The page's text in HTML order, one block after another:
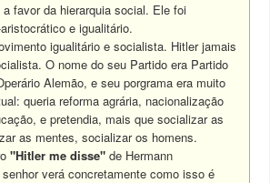
favor da hierarquia social. Ele foi
e igualitário.
igualitário e socialista. Hitler jamais
O nome do seu Partido era Partido
Alemão, e seu porgrama era muito
queria reforma agrária, nacionalização
e pretendia, mais que socializar as
as mentes, socializar os homens.
"Hitler me disse" de Hermann
verá concretamente como isso é